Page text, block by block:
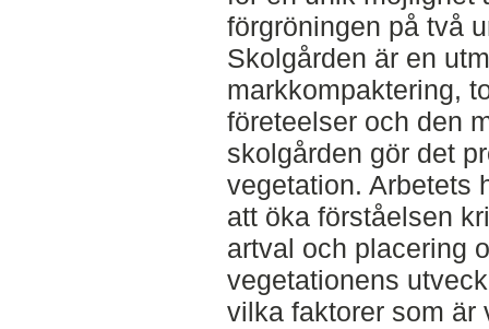
förgröningen på två
Skolgården är en
markkompaktering,
företeelser och den
skolgården gör det
vegetation. Arbetets
att öka förståelsen
artval och placering
vegetationens
vilka faktorer som är